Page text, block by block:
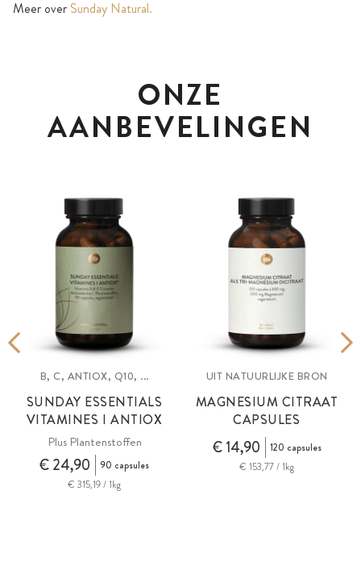
Meer over Sunday Natural.
ONZE
AANBEVELINGEN
B, C, ANTIOX, Q10, ...
SUNDAY ESSENTIALS
VITAMINES I ANTIOX
Plus Plantenstoffen
€ 24,90
90 capsules
€ 315,19 / 1kg
UIT NATUURLIJKE BRON
MAGNESIUM CITRAAT
CAPSULES
€ 14,90
120 capsules
€ 153,77 / 1kg